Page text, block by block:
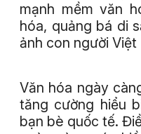
mạnh mềm văn
hóa, quảng bá di
ảnh con người Việt
Văn hóa ngày
tăng cường hiểu
bạn bè quốc tế.